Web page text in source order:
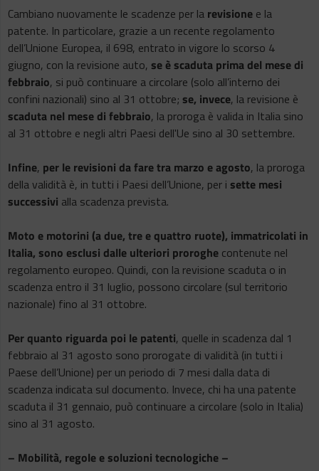
Cambiano nuovamente le scadenze per la revisione e la
patente. In particolare, grazie a un recente regolamento
dell’Unione Europea, il 698, entrato in vigore lo scorso 4
giugno, con la revisione auto, se è scaduta prima del mese di
febbraio, si può continuare a circolare (solo all’interno dei
confini nazionali) sino al 31 ottobre; se, invece, la revisione è
scaduta nel mese di febbraio, la proroga è valida in Italia sino
al 31 ottobre e negli altri Paesi dell'Ue sino al 30 settembre.
Infine, per le revisioni da fare tra marzo e agosto, la proroga
della validità è, in tutti i Paesi dell’Unione, per i sette mesi
successivi alla scadenza prevista.
Moto e motorini (a due, tre e quattro ruote), immatricolati in
Italia, sono esclusi dalle ulteriori proroghe contenute nel
regolamento europeo. Quindi, con la revisione scaduta o in
scadenza entro il 31 luglio, possono circolare (sul territorio
nazionale) fino al 31 ottobre.
Per quanto riguarda poi le patenti, quelle in scadenza dal 1
febbraio al 31 agosto sono prorogate di validità (in tutti i
Paese dell’Unione) per un periodo di 7 mesi dalla data di
scadenza indicata sul documento. Invece, chi ha una patente
scaduta il 31 gennaio, può continuare a circolare (solo in Italia)
sino al 31 agosto.
– Mobilità, regole e soluzioni tecnologiche –